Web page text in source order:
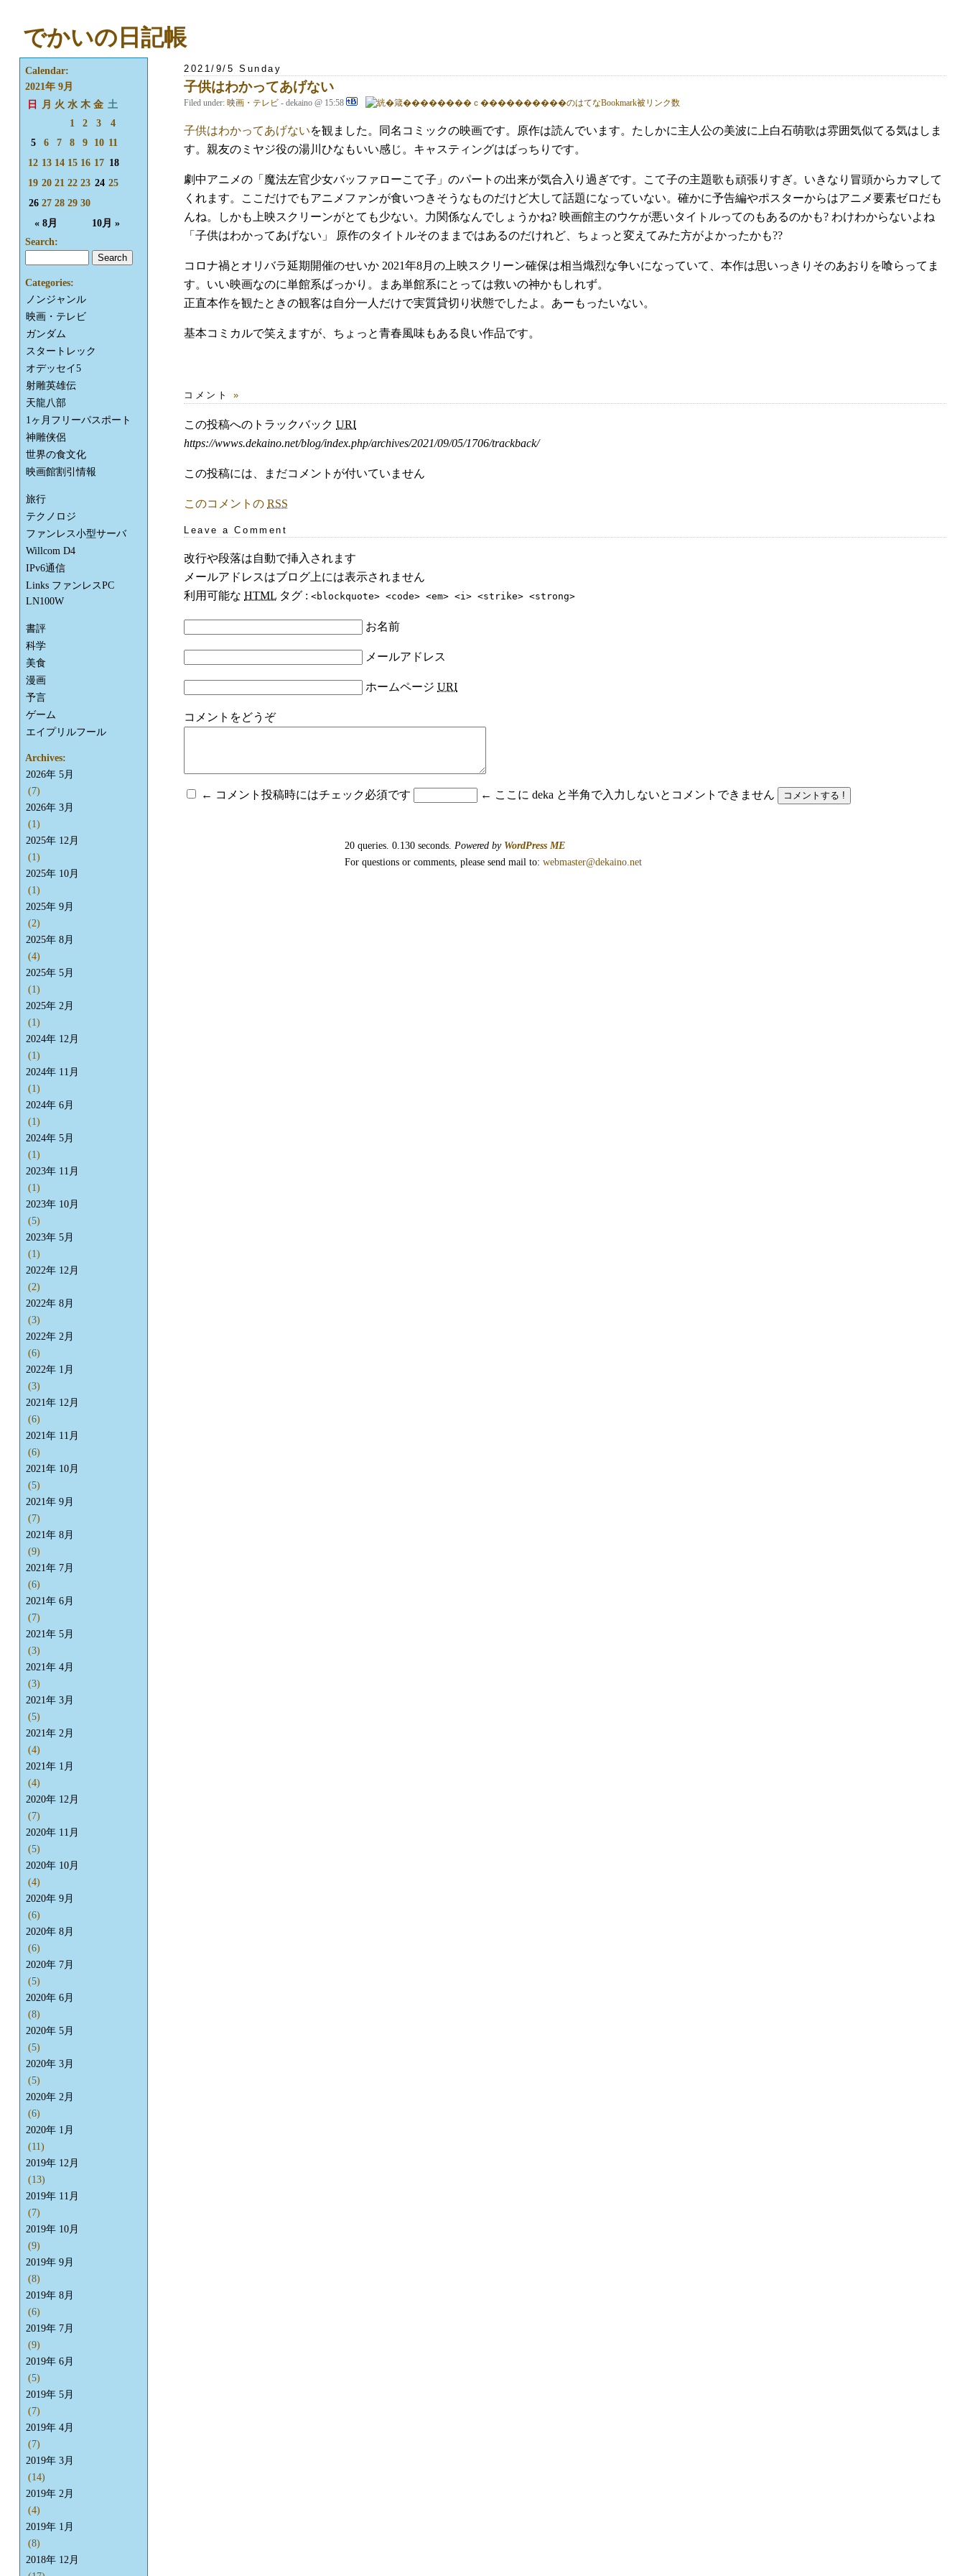
でかいの日記帳
2021/9/5 Sunday
子供はわかってあげない
Filed under: 映画・テレビ - dekaino @ 15:58
子供はわかってあげないを観ました。同名コミックの映画です。原作は読んでいます。たしかに主人公の美波に上白石萌歌は雰囲気似てる気はしま
す。親友のミヤジ役の湯川ひなもいい感じ。キャスティングはばっちりです。
劇中アニメの「魔法左官少女バッファローこて子」のパートの出来が気合入り過ぎです。こて子の主題歌も頑張りすぎ。いきなり冒頭からカマして
くれます。ここだけでもアニメファンが食いつきそうなものだけど大して話題になっていない。確かに予告編やポスターからはアニメ要素ゼロだも
んね。しかも上映スクリーンがとても少ない。力関係なんでしょうかね? 映画館主のウケが悪いタイトルってのもあるのかも? わけわからないよね
「子供はわかってあげない」 原作のタイトルそのままではあるのだけれど、ちょっと変えてみた方がよかったかも??
コロナ禍とオリバラ延期開催のせいか 2021年8月の上映スクリーン確保は相当熾烈な争いになっていて、本作は思いっきりそのあおりを喰らってま
す。いい映画なのに単館系ばっかり。まあ単館系にとっては救いの神かもしれず。
正直本作を観たときの観客は自分一人だけで実質貸切り状態でしたよ。あーもったいない。
基本コミカルで笑えますが、ちょっと青春風味もある良い作品です。
コメント »
この投稿へのトラックバック URI
https://wwws.dekaino.net/blog/index.php/archives/2021/09/05/1706/trackback/
この投稿には、まだコメントが付いていません
このコメントの RSS
Leave a Comment
改行や段落は自動で挿入されます
メールアドレスはブログ上には表示されません
利用可能な HTML タグ : <blockquote> <code> <em> <i> <strike> <strong>
お名前
メールアドレス
ホームページ URI
コメントをどうぞ
← コメント投稿時にはチェック必須です ← ここに deka と半角で入力しないとコメントできません
Calendar:
2021年 9月
日
月 火 水 木 金 土
« 8月 10月 »
1 2 3
4
5
6 7 8 9 10 11
12 13 14 15 16 17 18
19 20 21 22 23 24 25
26 27 28 29 30
Search:
Categories:
ノンジャンル
映画・テレビ
ガンダム
スタートレック
オデッセイ5
射雕英雄伝
天龍八部
1ヶ月フリーパスポート
神雕侠侶
世界の食文化
映画館割引情報
旅行
テクノロジ
ファンレス小型サーバ
Willcom D4
IPv6通信
Links ファンレスPC
LN100W
書評
科学
美食
漫画
予言
ゲーム
エイプリルフール
Archives:
2026年 5月
(7)
2026年 3月
(1)
2025年 12月
(1)
2025年 10月
(1)
2025年 9月
(2)
2025年 8月
(4)
2025年 5月
(1)
2025年 2月
(1)
2024年 12月
(1)
2024年 11月
(1)
2024年 6月
(1)
2024年 5月
(1)
2023年 11月
(1)
2023年 10月
(5)
2023年 5月
(1)
2022年 12月
(2)
2022年 8月
(3)
2022年 2月
(6)
2022年 1月
(3)
2021年 12月
(6)
2021年 11月
(6)
2021年 10月
(5)
2021年 9月
(7)
2021年 8月
(9)
2021年 7月
(6)
2021年 6月
(7)
2021年 5月
(3)
2021年 4月
(3)
2021年 3月
(5)
2021年 2月
(4)
2021年 1月
(4)
2020年 12月
(7)
2020年 11月
(5)
2020年 10月
(4)
2020年 9月
(6)
2020年 8月
(6)
2020年 7月
(5)
2020年 6月
(8)
2020年 5月
(5)
2020年 3月
(5)
2020年 2月
(6)
2020年 1月
(11)
2019年 12月
(13)
2019年 11月
(7)
2019年 10月
(9)
2019年 9月
(8)
2019年 8月
(6)
2019年 7月
(9)
2019年 6月
(5)
2019年 5月
(7)
2019年 4月
(7)
2019年 3月
(14)
2019年 2月
(4)
2019年 1月
(8)
2018年 12月
20 queries. 0.130 seconds. Powered by WordPress ME
For questions or comments, please send mail to: webmaster@dekaino.net